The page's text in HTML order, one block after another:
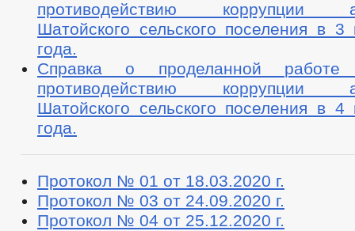
противодействию коррупции
Шатойского сельского поселения в 3
года.
Справка о проделанной
противодействию коррупции
Шатойского сельского поселения в 4
года.
Протокол № 01 от 18.03.2020 г.
Протокол № 03 от 24.09.2020 г.
Протокол № 04 от 25.12.2020 г.